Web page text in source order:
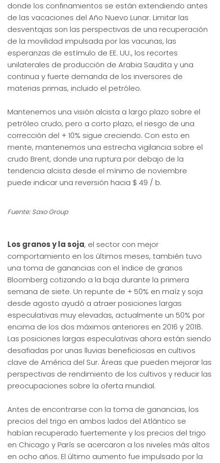
donde los confinamientos se están extendiendo antes
de las vacaciones del Año Nuevo Lunar. Limitar las
desventajas son las perspectivas de una recuperación
de la movilidad impulsada por las vacunas, las
esperanzas de estímulo de EE. UU., los recortes
unilaterales de producción de Arabia Saudita y una
continua y fuerte demanda de los inversores de
materias primas, incluido el petróleo.
Mantenemos una visión alcista a largo plazo sobre el
petróleo crudo, pero a corto plazo, el riesgo de una
corrección del + 10% sigue creciendo. Con esto en
mente, mantenemos una estrecha vigilancia sobre el
crudo Brent, donde una ruptura por debajo de la
tendencia alcista desde el mínimo de noviembre
puede indicar una reversión hacia $ 49 / b.
Fuente: Saxo Group
Los granos y la soja, el sector con mejor
comportamiento en los últimos meses, también tuvo
una toma de ganancias con el índice de granos
Bloomberg cotizando a la baja durante la primera
semana de siete. Un repunte de + 50% en maíz y soja
desde agosto ayudó a atraer posiciones largas
especulativas muy elevadas, actualmente un 50% por
encima de los dos máximos anteriores en 2016 y 2018.
Las posiciones largas especulativas ahora están siendo
desafiadas por unas lluvias beneficiosas en cultivos
clave de América del Sur. Áreas que pueden mejorar las
perspectivas de rendimiento de los cultivos y reducir las
preocupaciones sobre la oferta mundial.
Antes de encontrarse con la toma de ganancias, los
precios del trigo en ambos lados del Atlántico se
habían recuperado fuertemente y los precios del trigo
en Chicago y París se acercaron a los niveles más altos
en ocho años. El último aumento fue impulsado por la